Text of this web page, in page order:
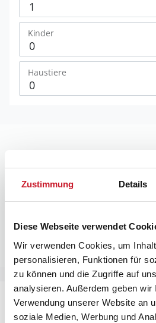
Zustimmung Details
Diese Webseite verwendet
Wir verwenden Cookies, um
personalisieren, Funktionen für
zu können und die Zugriffe auf
analysieren. Außerdem geben
Verwendung unserer Website an
soziale Medien, Werbung und
Kinder
Haustiere